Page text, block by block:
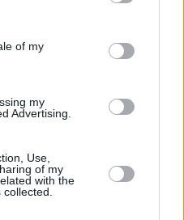
and its third-party tags to
purposes in below Google
of my
my
Advertising.
Use,
of my
with the
του κυκλοφοριακού
κυκλοφοριακό
μια από τις
της Περιφερειακής
«θα πρέπει να